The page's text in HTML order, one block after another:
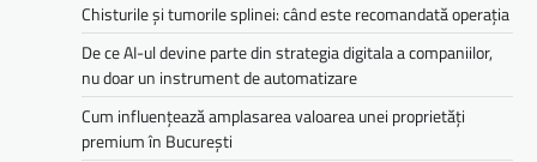
Chisturile și tumorile splinei: când este recomandată operația
De ce AI-ul devine parte din strategia digitala a companiilor,
nu doar un instrument de automatizare
Cum influențează amplasarea valoarea unei proprietăți
premium în București